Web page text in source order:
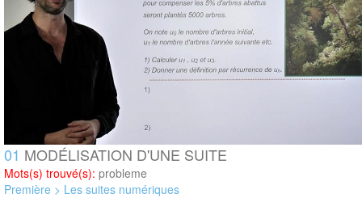
01 MODÉLISATION D'UNE SUITE
Mots(s) trouvé(s): probleme
Première > Les suites numériques